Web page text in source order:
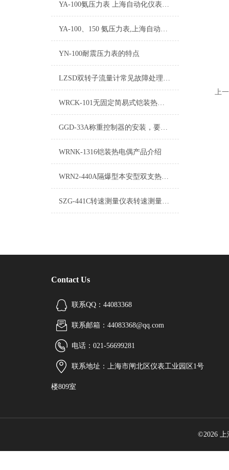
YA-100氨压力表 上海自动化仪表四厂
YA-100、150 氨压力表,上海自动化仪表四厂
YN-100耐震压力表的特点
LZSD双转子流量计常见故障处理方法
WRCK-101无固定简易式铠装热电偶
GGD-33A称重控制器的安装，要注意些什么？
WRNK-1316铠装热电偶产品介绍
WRN2-440A隔爆型本安型双支热电偶
SZG-441C转速测量仪表转速测量方法与转速仪表
上
Contact Us
联系QQ：44083368
联系邮箱：44083368@qq.com
电话：021-56699281
联系地址：上海市闸北区仪表工业园区1号
楼809室
©2026